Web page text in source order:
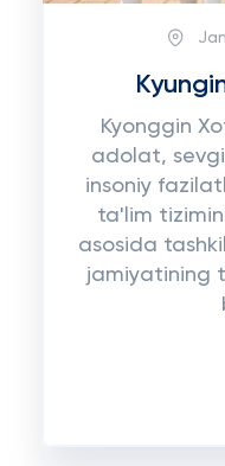
Kyonggin
adolat,
insoniy
ta'lim
asosida
jamiyatining